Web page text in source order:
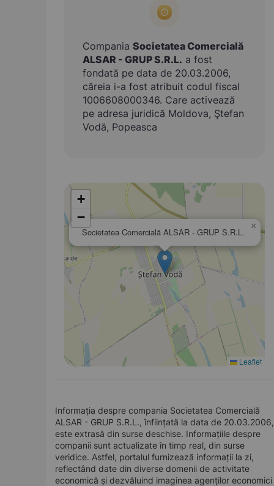
Compania Societatea Comercială
ALSAR - GRUP S.R.L. a fost
fondată pe data de 20.03.2006,
căreia i-a fost atribuit codul fiscal
1006608000346. Care activează
pe adresa juridică Moldova, Ştefan
Vodă, Popeasca
Societatea Comercială ALSAR - GRUP S.R.L.
×
+
−
Leaflet
Informația despre compania Societatea Comercială
ALSAR - GRUP S.R.L., înființată la data de 20.03.2006,
este extrasă din surse deschise. Informațiile despre
companii sunt actualizate în timp real, din surse
veridice. Astfel, portalul furnizează informații la zi,
reflectând date din diverse domenii de activitate
economică și dezvăluind imaginea agenților economici